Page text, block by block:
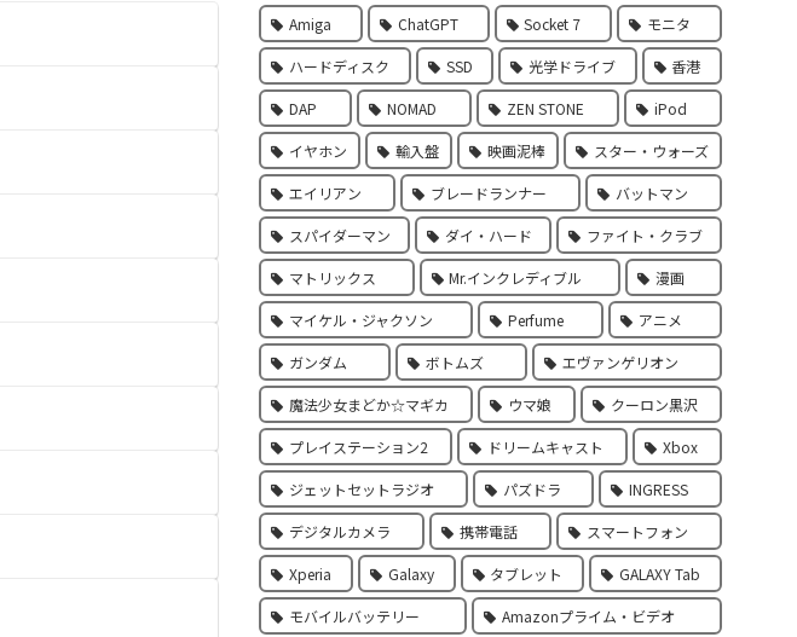
Amiga ChatGPT Socket 7 モニタ
ハードディスク SSD 光学ドライブ 香港
DAP NOMAD ZEN STONE iPod
イヤホン 輸入盤 映画泥棒 スター・ウォーズ
エイリアン ブレードランナー バットマン
スパイダーマン ダイ・ハード ファイト・クラブ
マトリックス Mr.インクレディブル 漫画
マイケル・ジャクソン Perfume アニメ
ガンダム ボトムズ エヴァンゲリオン
魔法少女まどか☆マギカ ウマ娘 クーロン黒沢
プレイステーション2 ドリームキャスト Xbox
ジェットセットラジオ パズドラ INGRESS
デジタルカメラ 携帯電話 スマートフォン
Xperia Galaxy タブレット GALAXY Tab
モバイルバッテリー Amazonプライム・ビデオ